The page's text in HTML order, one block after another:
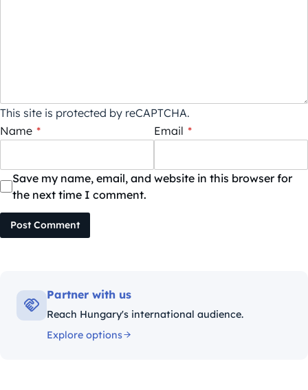
This site is protected by reCAPTCHA.
Name * Email *
Save my name, email, and website in this browser for
the next time I comment.
Post Comment
Partner with us
Reach Hungary's international audience.
Explore options